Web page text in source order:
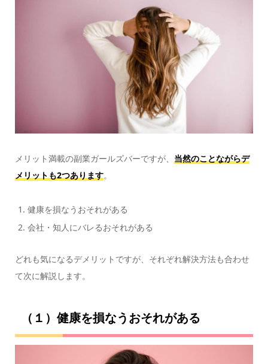
メリット満載の副業ガールズバーですが、 当然のことながらデ
メリットも2つあります。
健康を損なうおそれがある
会社・知人にバレるおそれがある
どれも気になるデメリットですが、それぞれ解決方法も合わせ
て次に解説します。
（１）健康を損なうおそれがある